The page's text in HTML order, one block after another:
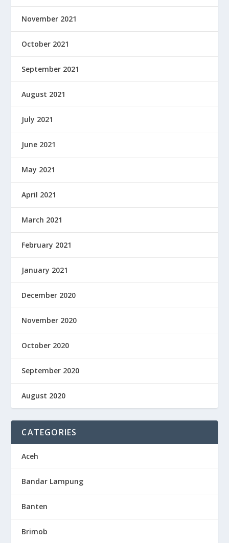
November 2021
October 2021
September 2021
August 2021
July 2021
June 2021
May 2021
April 2021
March 2021
February 2021
January 2021
December 2020
November 2020
October 2020
September 2020
August 2020
CATEGORIES
Aceh
Bandar Lampung
Banten
Brimob